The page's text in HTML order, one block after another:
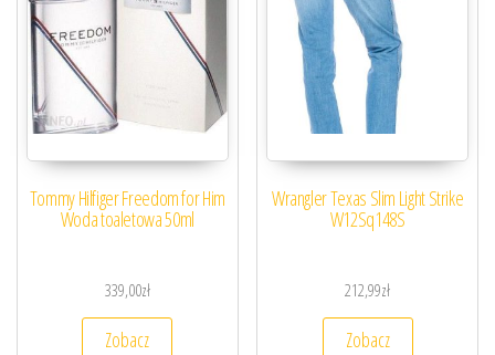
Tommy Hilfiger Freedom for Him
Woda toaletowa 50ml
339,00zł
Zobacz
Wrangler Texas Slim Light Strike
W12Sq148S
212,99zł
Zobacz